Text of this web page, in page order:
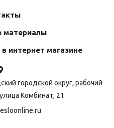
материалы
интернет магазине
городской округ, рабочий
Комбинат, 21